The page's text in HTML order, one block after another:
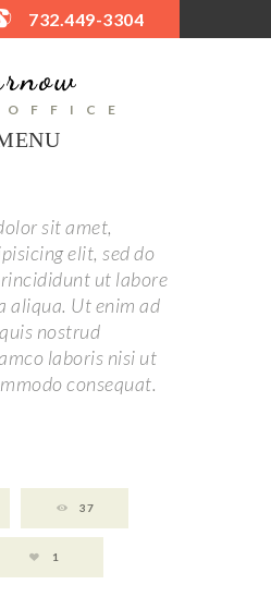
732.449-3304
OFFICE
sit amet,
elit, sed do
ut labore
aliqua. Ut enim ad
nostrud
laboris nisi ut
consequat.
37
1